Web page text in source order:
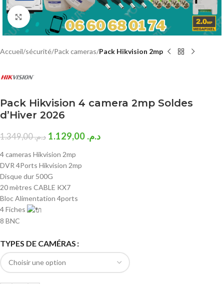
Click to enlarge
Accueil sécurité Pack cameras Pack Hikvision 2mp
Pack Hikvision 4 camera 2mp Soldes
d’Hiver 2026
د.م.1.349,00 د.م.
4 cameras Hikvision 2mp
DVR 4Ports Hikvision 2mp
Disque dur 500G
20 mètres CABLE KX7
Bloc Alimentation 4ports
4 Fiches
8 BNC
TYPES DE CAMÉRAS